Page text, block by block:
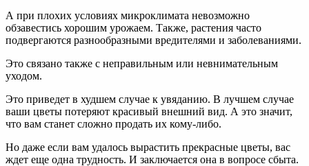
А при плохих условиях микроклимата невозможно
обзавестись хорошим урожаем. Также, растения часто
подвергаются разнообразными вредителями и заболеваниями.
Это связано также с неправильным или невнимательным
уходом.
Это приведет в худшем случае к увяданию. В лучшем случае
ваши цветы потеряют красивый внешний вид. А это значит,
что вам станет сложно продать их кому-либо.
Но даже если вам удалось вырастить прекрасные цветы, вас
ждет еще одна трудность. И заключается она в вопросе сбыта.